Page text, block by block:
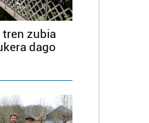
zubia
dago